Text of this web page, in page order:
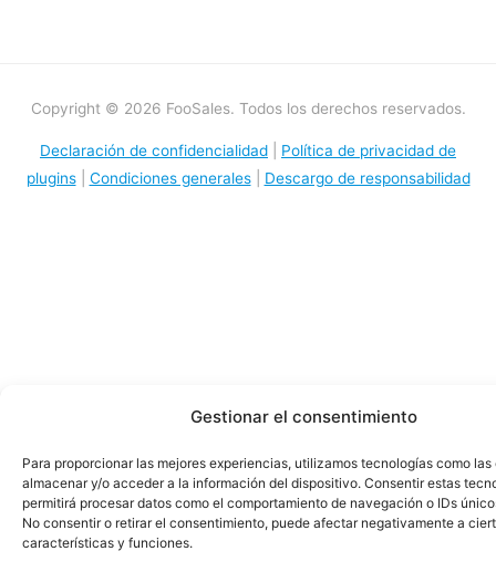
Gestionar el consentimiento
Para proporcionar las mejores experiencias, utilizamos tecnologías como
almacenar y/o acceder a la información del dispositivo. Consentir estas
permitirá procesar datos como el comportamiento de navegación o IDs
No consentir o retirar el consentimiento, puede afectar negativamente a
características y funciones.
Copyright © 2026 FooSales. Todos los derechos reservados.
Declaración de confidencialidad
Política de privacidad de
plugins| Condiciones generales| Descargo de responsabilidad